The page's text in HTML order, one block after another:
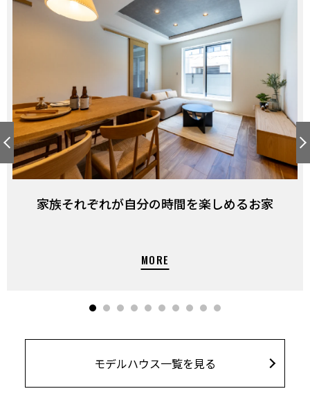
家族それぞれが自分の時間を楽しめるお家
モデルハウス一覧を見る